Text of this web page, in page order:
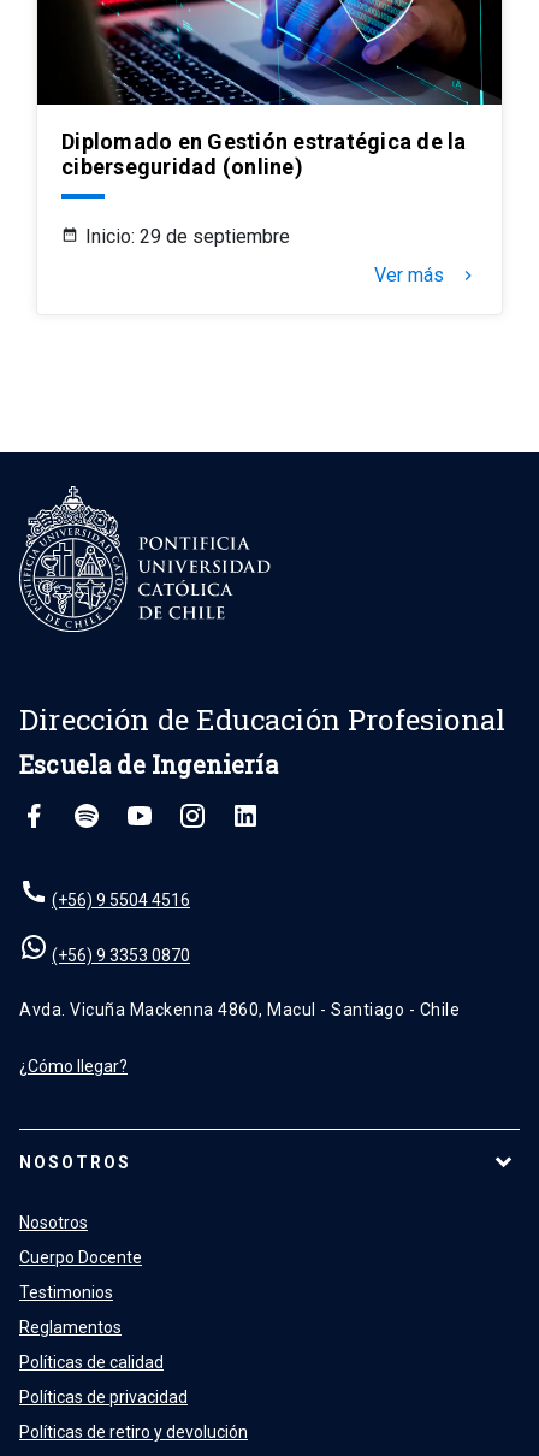
Diplomado en Gestión estratégica de la
ciberseguridad (online)
Inicio: 29 de septiembre
Ver más
keyboard_arrow_right
Dirección de Educación Profesional
Escuela de Ingeniería
(+56) 9 5504 4516
(+56) 9 3353 0870
Avda. Vicuña Mackenna 4860, Macul - Santiago - Chile
¿Cómo llegar?
NOSOTROS
Nosotros
Cuerpo Docente
Testimonios
Reglamentos
Políticas de calidad
Políticas de privacidad
Políticas de retiro y devolución